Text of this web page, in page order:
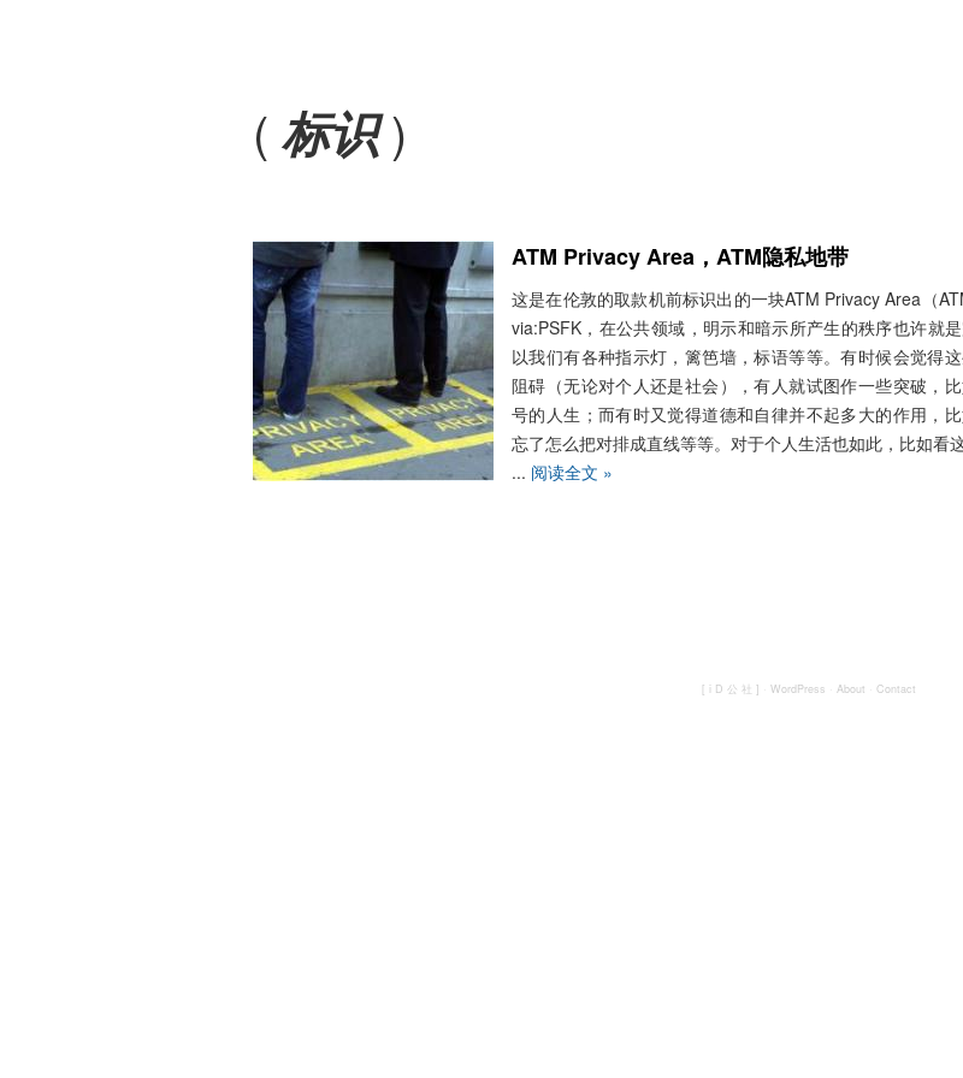
( 标识)
ATM Privacy Area，ATM隐私地带
这是在伦敦的取款机前标识出的一块ATM Privacy Area（
via:PSFK，在公共领域，明示和暗示所产生的秩序也许就
以我们有各种指示灯，篱笆墙，标语等等。有时候会觉得
阻碍（无论对个人还是社会），有人就试图作一些突破，
号的人生；而有时又觉得道德和自律并不起多大的作用，
忘了怎么把对排成直线等等。对于个人生活也如此，比如看
... 阅读全文 »
[ i D 公 社 ] WordPress About Contact